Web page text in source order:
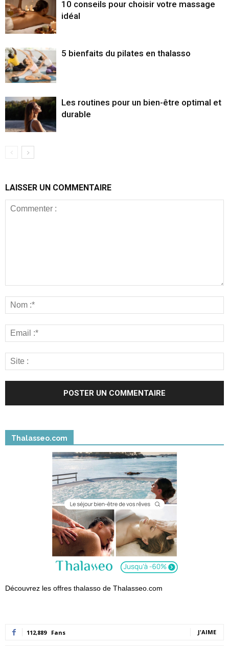
10 conseils pour choisir votre massage
idéal
5 bienfaits du pilates en thalasso
Les routines pour un bien-être optimal et
durable
LAISSER UN COMMENTAIRE
Thalasseo.com
Découvrez les offres thalasso de Thalasseo.com
112,889 Fans J'AIME